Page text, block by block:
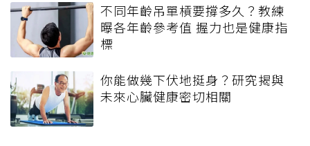
不同年齡吊單槓要撐多久？教練
曝各年齡參考值 握力也是健康指
標
你能做幾下伏地挺身？研究揭與
未來心臟健康密切相關